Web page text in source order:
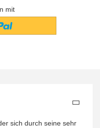
mit
sich durch seine sehr